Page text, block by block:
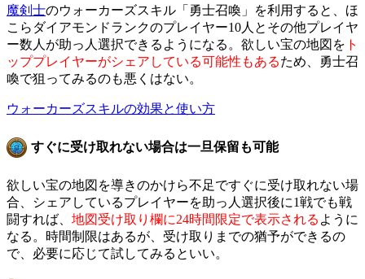
魔剣士のウォーカーズスキル「勇士召喚」を利用すると、ほ
こらダイアモンドランクのプレイヤー10人とその他プレイヤ
ー数人が助っ人選択できるようになる。欲しい宝の地図を ト
ッププレイヤーがシェアしている可能性もあるため、勇士召
喚で狙ってみるのも悪くはない。
ウォーカーズスキルの効果と使い方
すぐに受け取れない場合は一旦保留も可能
欲しい宝の地図を導きのかけら不足ですぐに受け取れない場
合、シェアしているプレイヤーを助っ人選択後に1戦でも戦
闘すれば、 地図受け取り欄に24時間限定で表示される ように
なる。時間制限はあるが、受け取りまでの猶予ができるの
で、必要に応じて試してみるといい。